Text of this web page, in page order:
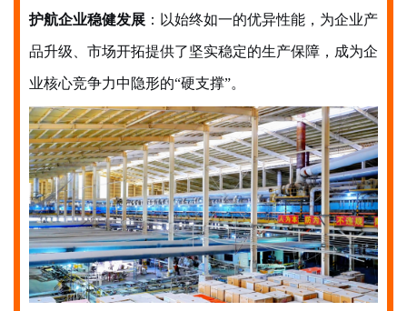
护航企业稳健发展 ：以始终如一的优异性能，为企业产
品升级、市场开拓提供了坚实稳定的生产保障，成为企
业核心竞争力中隐形的“硬支撑”。